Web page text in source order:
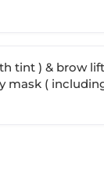
tint ) & brow
mask (